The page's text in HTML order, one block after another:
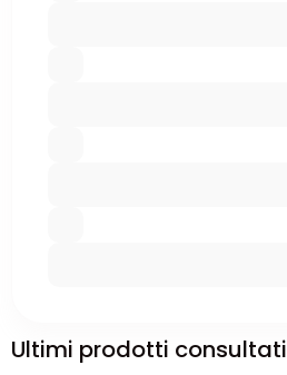
Ultimi prodotti consultati